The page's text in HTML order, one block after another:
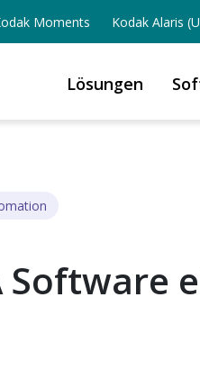
Moments Kodak Alaris
Lösungen
Software